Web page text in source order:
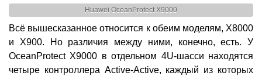
Huawei OceanProtect X9000
Всё вышесказанное относится к обеим моделям, X8000
и X900. Но различия между ними, конечно, есть. У
OceanProtect X9000 в отдельном 4U-шасси находятся
четыре контроллера Active-Active, каждый из которых